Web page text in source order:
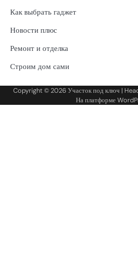
Как выбрать гаджет
Новости плюс
Ремонт и отделка
Строим дом сами
Copyright © 2026Участок под ключ |
На платформе